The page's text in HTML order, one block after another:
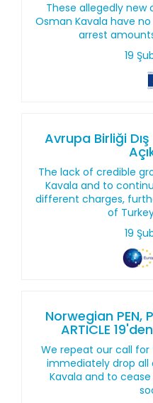
These allegedly
Osman Kavala have
arrest
19
Avrupa Birliği
The lack of credible
Kavala and to
different charges,
of
19
Norwegian PEN,
ARTICLE
We repeat our call
immediately drop all
Kavala and to